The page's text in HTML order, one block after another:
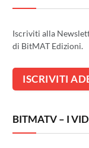
Iscriviti alla
di BitMAT Edizioni.
BITMATV – I